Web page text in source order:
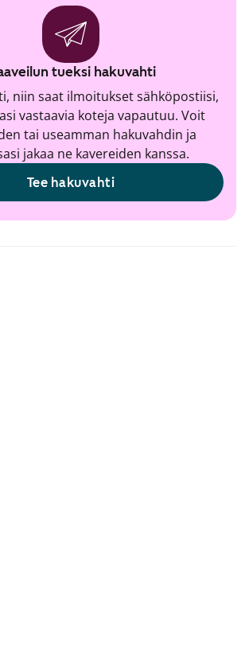
tueksi hakuvahti
niin saat ilmoitukset sähköpostiisi,
vastaavia koteja vapautuu. Voit
tai useamman hakuvahdin ja
jakaa ne kavereiden kanssa.
Tee hakuvahti